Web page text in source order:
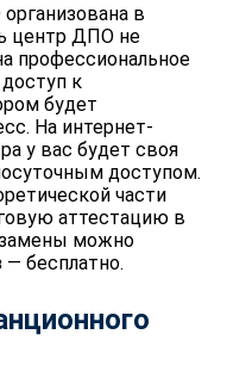
в
центр ДПО не
профессиональное
к
будет
На интернет-
у вас будет своя
доступом.
части
аттестацию в
можно
— бесплатно.